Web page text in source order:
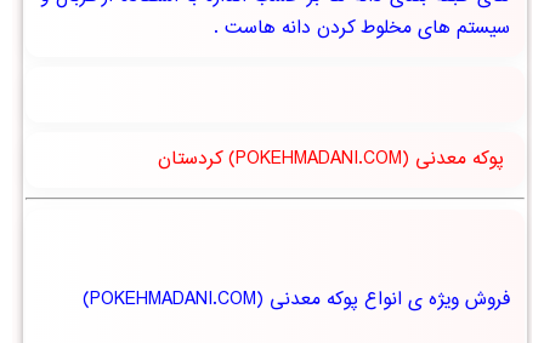
سیستم های مخلوط کردن دانه هاست .
پوکه معدنی (POKEHMADANI.COM) کردستان
فروش ویژه ی انواع پوکه معدنی (POKEHMADANI.COM)